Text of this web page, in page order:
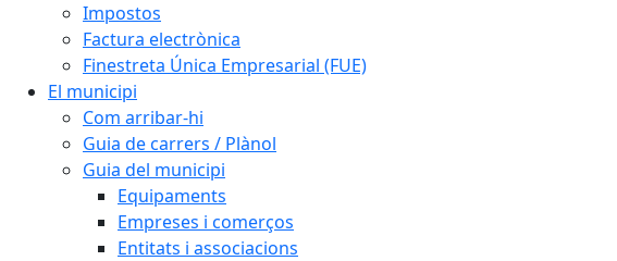
Impostos
Factura electrònica
Finestreta Única Empresarial (FUE)
El municipi
Com arribar-hi
Guia de carrers / Plànol
Guia del municipi
Equipaments
Empreses i comerços
Entitats i associacions